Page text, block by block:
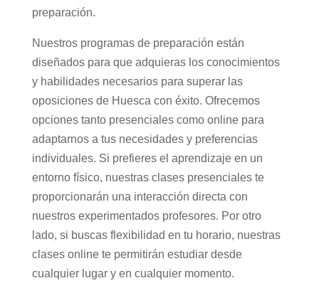
preparación.
Nuestros programas de preparación están
diseñados para que adquieras los conocimientos
y habilidades necesarios para superar las
oposiciones de Huesca con éxito. Ofrecemos
opciones tanto presenciales como online para
adaptarnos a tus necesidades y preferencias
individuales. Si prefieres el aprendizaje en un
entorno físico, nuestras clases presenciales te
proporcionarán una interacción directa con
nuestros experimentados profesores. Por otro
lado, si buscas flexibilidad en tu horario, nuestras
clases online te permitirán estudiar desde
cualquier lugar y en cualquier momento.